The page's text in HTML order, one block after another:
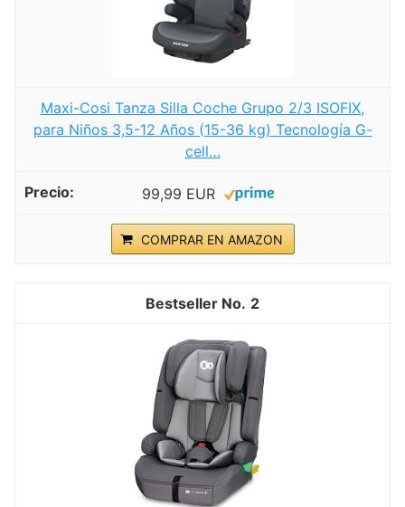
Maxi-Cosi Tanza Silla Coche Grupo 2/3 ISOFIX,
para Niños 3,5-12 Años (15-36 kg) Tecnología G-
cell…
99,99 EUR
COMPRAR EN AMAZON
2